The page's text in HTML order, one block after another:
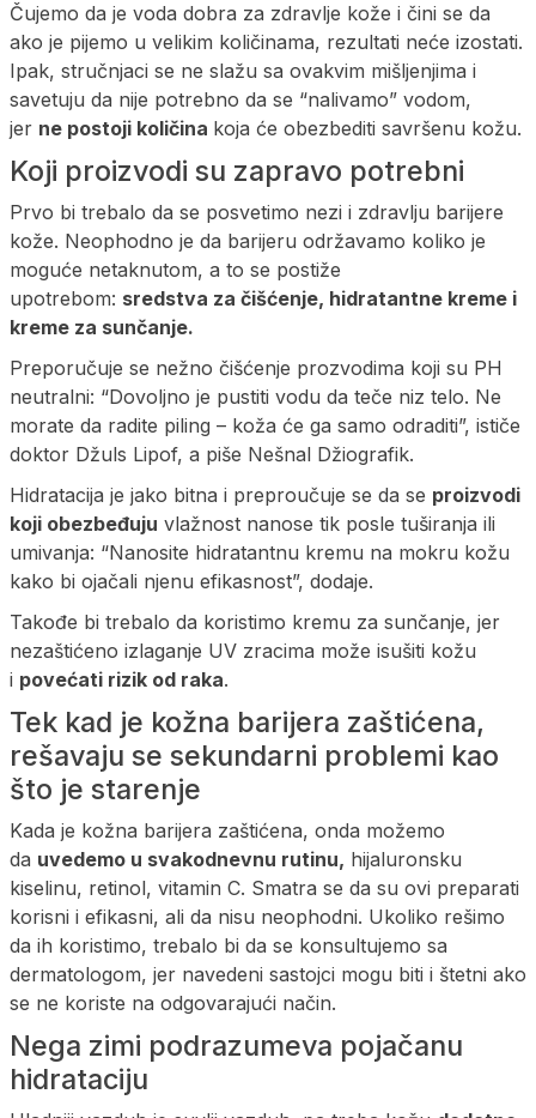
Čujemo da je voda dobra za zdravlje kože i čini se da
ako je pijemo u velikim količinama, rezultati neće izostati.
Ipak, stručnjaci se ne slažu sa ovakvim mišljenjima i
savetuju da nije potrebno da se “nalivamo” vodom,
jer ne postoji količina koja će obezbediti savršenu kožu.
Koji proizvodi su zapravo potrebni
Prvo bi trebalo da se posvetimo nezi i zdravlju barijere
kože. Neophodno je da barijeru održavamo koliko je
moguće netaknutom, a to se postiže
upotrebom: sredstva za čišćenje, hidratantne kreme i
kreme za sunčanje.
Preporučuje se nežno čišćenje prozvodima koji su PH
neutralni: “Dovoljno je pustiti vodu da teče niz telo. Ne
morate da radite piling – koža će ga samo odraditi”, ističe
doktor Džuls Lipof, a piše Nešnal Džiografik.
Hidratacija je jako bitna i preproučuje se da se proizvodi
koji obezbeđuju vlažnost nanose tik posle tuširanja ili
umivanja: “Nanosite hidratantnu kremu na mokru kožu
kako bi ojačali njenu efikasnost”, dodaje.
Takođe bi trebalo da koristimo kremu za sunčanje, jer
nezaštićeno izlaganje UV zracima može isušiti kožu
i povećati rizik od raka.
Tek kad je kožna barijera zaštićena,
rešavaju se sekundarni problemi kao
što je starenje
Kada je kožna barijera zaštićena, onda možemo
da uvedemo u svakodnevnu rutinu, hijaluronsku
kiselinu, retinol, vitamin C. Smatra se da su ovi preparati
korisni i efikasni, ali da nisu neophodni. Ukoliko rešimo
da ih koristimo, trebalo bi da se konsultujemo sa
dermatologom, jer navedeni sastojci mogu biti i štetni ako
se ne koriste na odgovarajući način.
Nega zimi podrazumeva pojačanu
hidrataciju